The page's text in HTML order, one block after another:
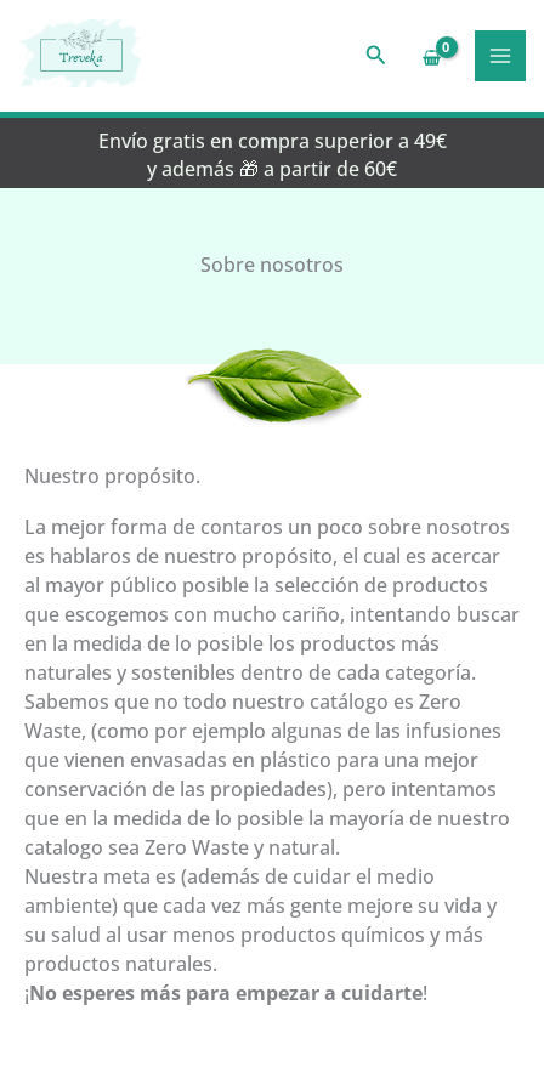
contenido
Buscar
Envío gratis en compra superior a 49€
y además 🎁 a partir de 60€
Sobre nosotros
Nuestro propósito.
La mejor forma de contaros un poco sobre nosotros
es hablaros de nuestro propósito, el cual es acercar
al mayor público posible la selección de productos
que escogemos con mucho cariño, intentando buscar
en la medida de lo posible los productos más
naturales y sostenibles dentro de cada categoría.
Sabemos que no todo nuestro catálogo es Zero
Waste, (como por ejemplo algunas de las infusiones
que vienen envasadas en plástico para una mejor
conservación de las propiedades), pero intentamos
que en la medida de lo posible la mayoría de nuestro
catalogo sea Zero Waste y natural.
Nuestra meta es (además de cuidar el medio
ambiente) que cada vez más gente mejore su vida y
su salud al usar menos productos químicos y más
productos naturales.
¡No esperes más para empezar a cuidarte!